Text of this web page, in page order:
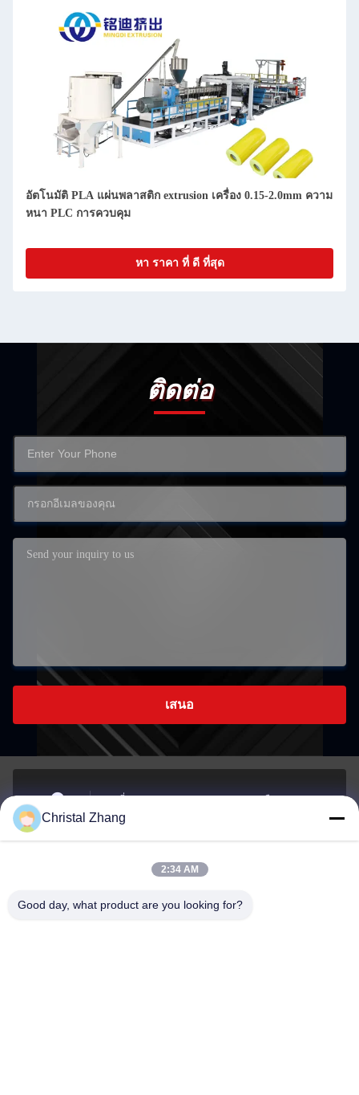
อัตโนมัติ PLA แผ่นพลาสติก extrusion เครื่อง 0.15-2.0mm ความ
หนา PLC การควบคุม
หา ราคา ที่ ดี ที่สุด
ติดต่อ
เสนอ
ที่อยู่
เลขที่ 1 ถนน Xianghu, เขตอุตสาหกรรมเมือง Si'an,
จังหวัด Changxing, เมือง Huzhou, จังหวัด Zhejiang
อีเมล
yxh@championshcn.com
Christal Zhang
2:34 AM
Good day, what product are you looking for?